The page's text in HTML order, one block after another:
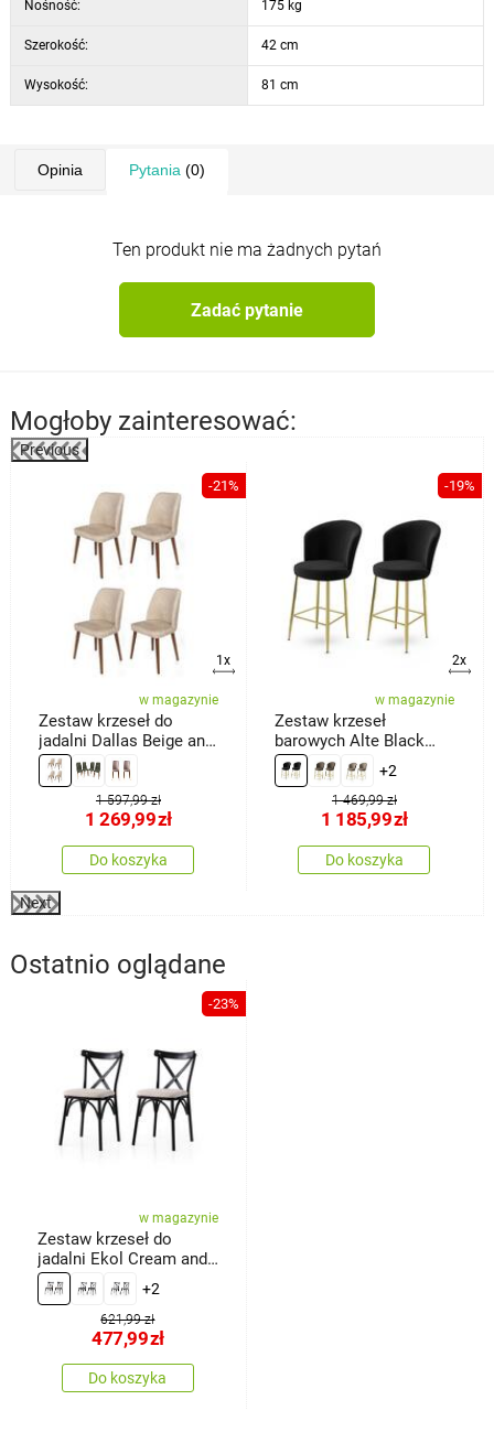
Nośność: 175 kg
Szerokość: 42 cm
Wysokość: 81 cm
Opinia Pytania (0)
Ten produkt nie ma żadnych pytań
Zadać pytanie
Mogłoby zainteresować:
Previous
-21%
1x
w magazynie
Zestaw krzeseł do
jadalni Dallas Beige and
Brown, 4 szt.
1 597,99 zł
1 269,99zł
Do koszyka
-19%
2x
w magazynie
Zestaw krzeseł
barowych Alte Black
and Gold, 2 szt.+2
1 469,99 zł
1 185,99zł
Do koszyka
Next
Ostatnio oglądane
-23%
w magazynie
Zestaw krzeseł do
jadalni Ekol Cream and
Black, 2 szt.
+2
621,99 zł
477,99zł
Do koszyka